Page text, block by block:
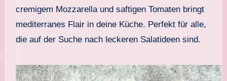
cremigem Mozzarella und saftigen Tomaten bringt
mediterranes Flair in deine Küche. Perfekt für alle,
die auf der Suche nach leckeren Salatideen sind.